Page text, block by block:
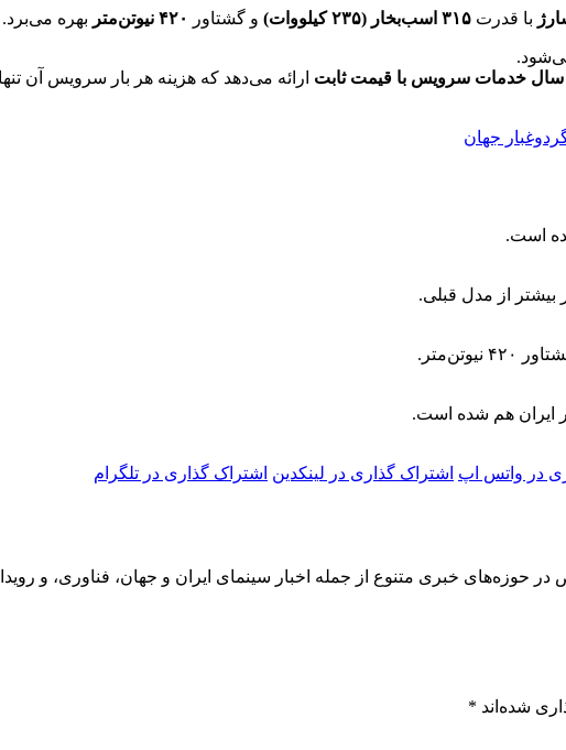
با قدرت ۳۱۵ اسب‌بخار (۲۳۵ کیلووات) و گشتاور ۴۲۰ نیوتن‌متر بهره می‌برد.
ارائه می‌دهد که هزینه هر بار سرویس آن تنها
است.
ایران هم شده است.
در واتس اپ اشتراک گذاری در لینکدین اشتراک گذاری در تلگرام
در حوزه‌های خبری متنوع از جمله اخبار سینمای ایران و جهان، فناوری، و
شده‌اند *